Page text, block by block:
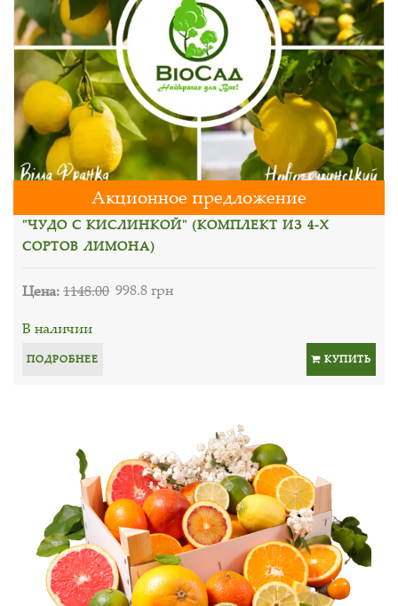
Акционное предложение
"ЧУДО С КИСЛИНКОЙ" (КОМПЛЕКТ ИЗ 4-Х
СОРТОВ ЛИМОНА)
Цена:1148.00 998.8 грн
В наличии
ПОДРОБНЕЕ КУПИТЬ